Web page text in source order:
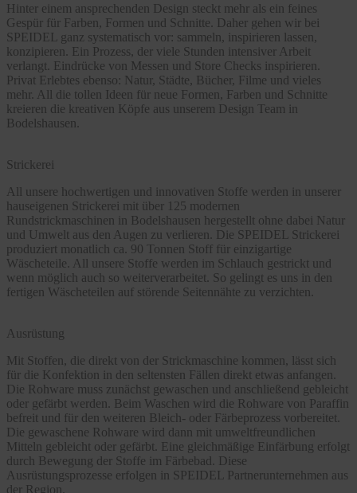
Hinter einem ansprechenden Design steckt mehr als ein feines
Gespür für Farben, Formen und Schnitte. Daher gehen wir bei
SPEIDEL ganz systematisch vor: sammeln, inspirieren lassen,
konzipieren. Ein Prozess, der viele Stunden intensiver Arbeit
verlangt. Eindrücke von Messen und Store Checks inspirieren.
Privat Erlebtes ebenso: Natur, Städte, Bücher, Filme und vieles
mehr. All die tollen Ideen für neue Formen, Farben und Schnitte
kreieren die kreativen Köpfe aus unserem Design Team in
Bodelshausen.
Strickerei
All unsere hochwertigen und innovativen Stoffe werden in unserer
hauseigenen Strickerei mit über 125 modernen
Rundstrickmaschinen in Bodelshausen hergestellt ohne dabei Natur
und Umwelt aus den Augen zu verlieren. Die SPEIDEL Strickerei
produziert monatlich ca. 90 Tonnen Stoff für einzigartige
Wäscheteile. All unsere Stoffe werden im Schlauch gestrickt und
wenn möglich auch so weiterverarbeitet. So gelingt es uns in den
fertigen Wäscheteilen auf störende Seitennähte zu verzichten.
Ausrüstung
Mit Stoffen, die direkt von der Strickmaschine kommen, lässt sich
für die Konfektion in den seltensten Fällen direkt etwas anfangen.
Die Rohware muss zunächst gewaschen und anschließend gebleicht
oder gefärbt werden. Beim Waschen wird die Rohware von Paraffin
befreit und für den weiteren Bleich- oder Färbeprozess vorbereitet.
Die gewaschene Rohware wird dann mit umweltfreundlichen
Mitteln gebleicht oder gefärbt. Eine gleichmäßige Einfärbung erfolgt
durch Bewegung der Stoffe im Färbebad. Diese
Ausrüstungsprozesse erfolgen in SPEIDEL Partnerunternehmen aus
der Region.